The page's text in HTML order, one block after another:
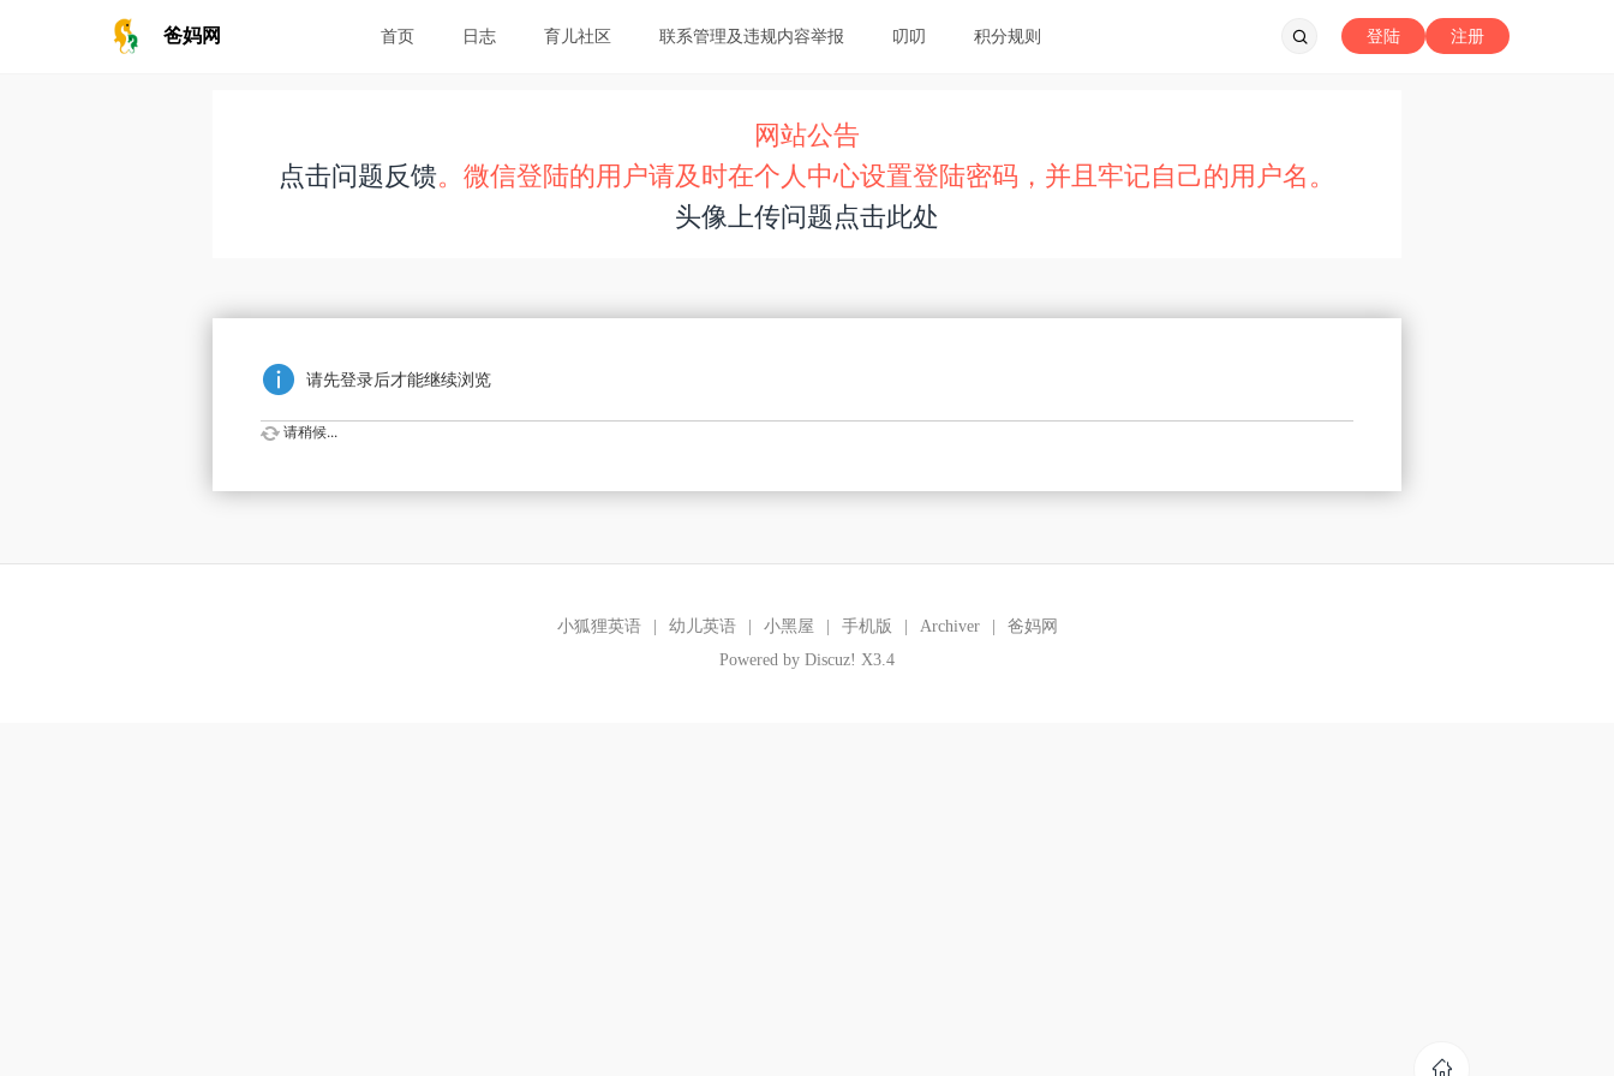
爸妈网 首页 日志 育儿社区 联系管理及违规内容举报 叨叨 积分规则 注册
登陆
网站公告
点击问题反馈。微信登陆的用户请及时在个人中心设置登陆密码，并且牢记自己的用户名。
头像上传问题点击此处
请先登录后才能继续浏览
请稍候...
小狐狸英语 幼儿英语 小黑屋 手机版 Archiver
爸妈网
Powered by Discuz! X3.4